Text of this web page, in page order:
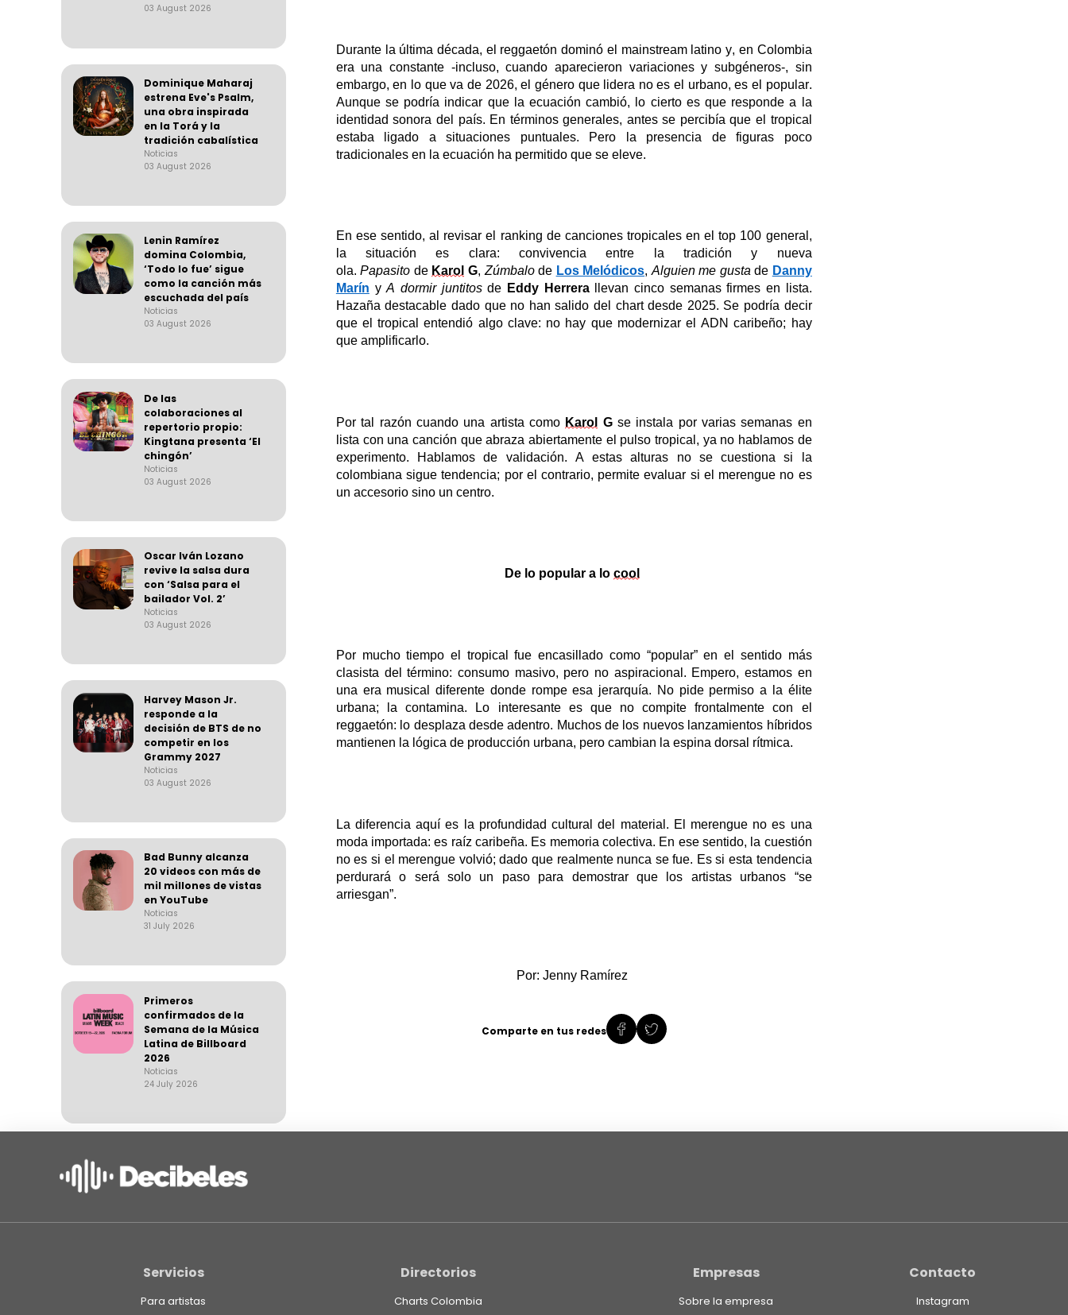
03 August 2026
Dominique Maharaj
estrena Eve's Psalm,
una obra inspirada
en la Torá y la
tradición cabalística
Noticias
03 August 2026
Lenin Ramírez
domina Colombia,
‘Todo lo fue’ sigue
como la canción más
escuchada del país
Noticias
03 August 2026
De las
colaboraciones al
repertorio propio:
Kingtana presenta ‘El
chingón’
Noticias
03 August 2026
Oscar Iván Lozano
revive la salsa dura
con ‘Salsa para el
bailador Vol. 2’
Noticias
03 August 2026
Harvey Mason Jr.
responde a la
decisión de BTS de no
competir en los
Grammy 2027
Noticias
03 August 2026
Bad Bunny alcanza
20 videos con más de
mil millones de vistas
en YouTube
Noticias
31 July 2026
Primeros
confirmados de la
Semana de la Música
Latina de Billboard
2026
Noticias
24 July 2026
Durante la última década, el reggaetón dominó el mainstream latino y, en Colombia
era una constante -incluso, cuando aparecieron variaciones y subgéneros-, sin
embargo, en lo que va de 2026, el género que lidera no es el urbano, es el popular.
Aunque se podría indicar que la ecuación cambió, lo cierto es que responde a la
identidad sonora del país. En términos generales, antes se percibía que el tropical
estaba ligado a situaciones puntuales. Pero la presencia de figuras poco
tradicionales en la ecuación ha permitido que se eleve.
En ese sentido, al revisar el ranking de canciones tropicales en el top 100 general,
la situación es clara: convivencia entre la tradición y nueva
ola. Papasito de Karol G,Zúmbalode Los Melódicos,Alguienme gustade Danny
Marín yA dormir juntitosde Eddy Herrerallevan cinco semanas firmes en lista.
Hazaña destacable dado que no han salido del chart desde 2025. Se podría decir
que e l tropical entendió algo clave: no hay que modernizar el ADN caribeño; hay
que amplificarlo.
Por tal razón cuando una artista como Karol Gse instala por variassemanas en
lista con una canción que abraza abiertamente el pulso tropical, ya no hablamos de
experimento. Hablamos de validación. A estas alturas no se cuestiona si la
colombiana sigue tendencia; por el contrario, permite evaluar si el merengue no es
un accesorio sino un centro.
De lo popular a locool
Por mucho tiempo el tropical fue encasillado como “popular” en el sentido más
clasista del término: consumo masivo, pero no aspiracional. Empero, estamos en
una era musical diferente donderompe esa jerarquía. No pide permiso a la élite
urbana; la contamina.
Lo interesante es que no compite frontalmente con el
reggaetón: lo desplaza desde adentro. Muchos de los nuevos lanzamientos híbridos
mantienen la lógica de producción urbana, pero cambian la espina dorsal rítmica.
La diferencia aquí es la profundidad cultural del material. El merengue no es una
moda importada: es raíz caribeña. Es memoria colectiva. En ese sentido, la cuestión
no essi el merengue volvió; dado que realmente nunca se fue. Es si esta tendencia
perdurará o será solo un paso para demostrar que los artistas urbanos “se
arriesgan”.
Por: Jenny Ramírez
Comparte en tus redes
Servicios
Para artistas
Directorios
Charts Colombia
Empresas
Sobre la empresa
Contacto
Instagram